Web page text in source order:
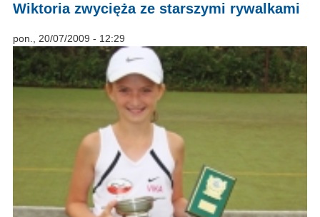
Wiktoria zwycięża ze starszymi rywalkami
pon., 20/07/2009 - 12:29